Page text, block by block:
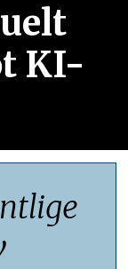
KI-